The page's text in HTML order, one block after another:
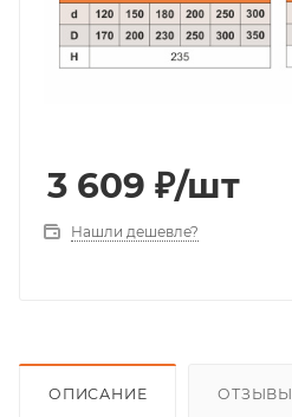
3 609 ₽/шт
Нашли дешевле?
ОПИСАНИЕ ОТЗЫВЫ